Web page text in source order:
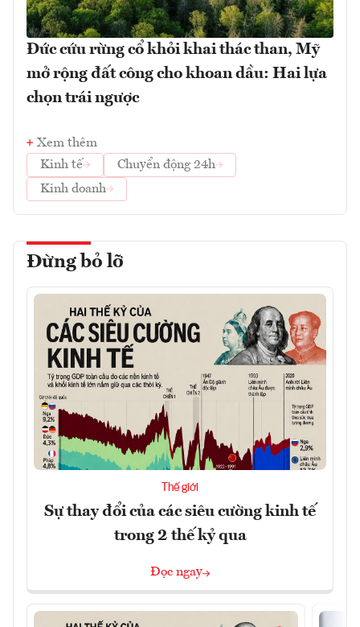
Đức cứu rừng cổ khỏi khai thác than, Mỹ
mở rộng đất công cho khoan dầu: Hai lựa
chọn trái ngược
Xem thêm
Kinh tế
Chuyển động 24h
Kinh doanh
Đừng bỏ lỡ
Thế giới
Sự thay đổi của các siêu cường kinh tế
trong 2 thế kỷ qua
Đọc ngay